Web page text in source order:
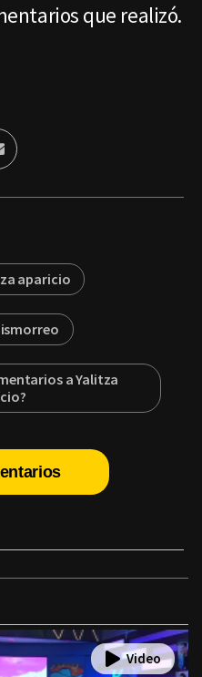
que realizó.
aparicio
a Yalitza